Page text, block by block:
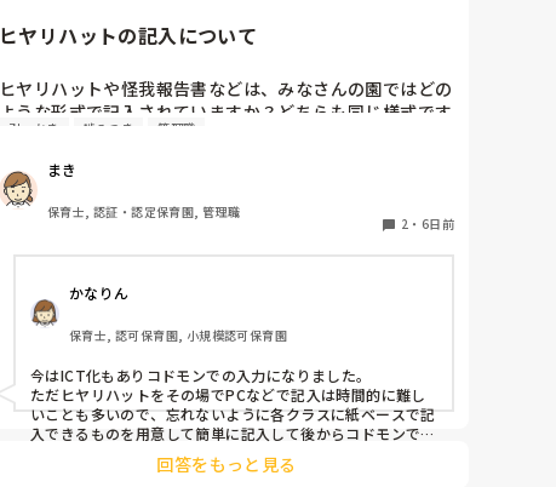
ヒヤリハットの記入について
ヒヤリハットや怪我報告書などは、みなさんの園ではどの
ような形式で記入されていますか？どちらも同じ様式です
なっているのですが、どのようにするか悩んでいます。
引っかき 噛みつき 管理職
まき
保育士, 認証・認定保育園, 管理職
2 ・ 6日前
かなりん
保育士, 認可保育園, 小規模認可保育園
今はICT化もありコドモンでの入力になりました。
ただヒヤリハットをその場でPCなどで記入は時間的に難し
いことも多いので、忘れないように各クラスに紙ベースで記
入できるものを用意して簡単に記入して後からコドモンで入
力するようになりました。回答をもっと見る